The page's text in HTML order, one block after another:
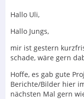
Hallo Uli,
Hallo Jungs,
mir ist gestern
schade, wäre gern
Hoffe, es gab gute
Berichte/Bilder hier
nächsten Mal gern